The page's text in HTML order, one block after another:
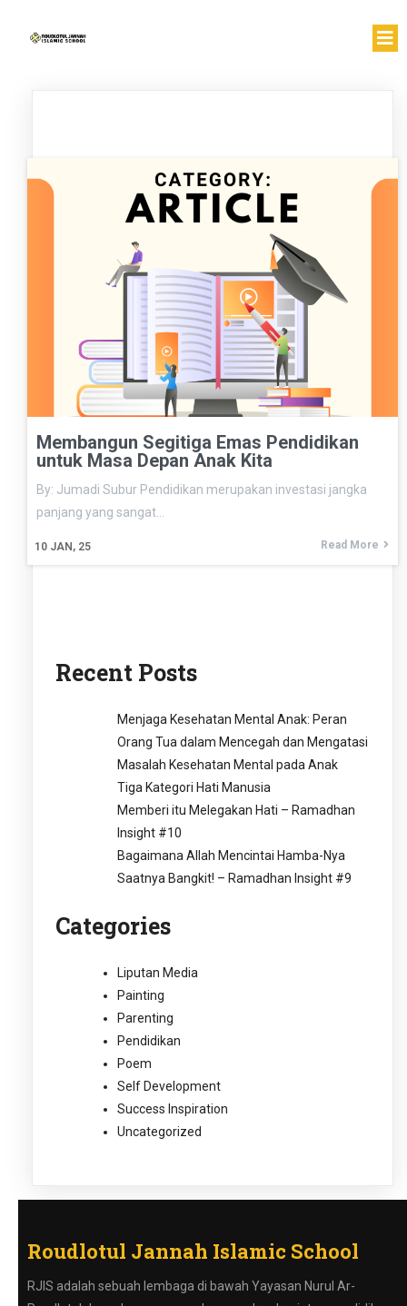
Membangun Segitiga Emas Pendidikan
untuk Masa Depan Anak Kita
10 JAN, 25
By: Jumadi Subur Pendidikan merupakan investasi jangka
panjang yang sangat…
Read More
Recent Posts
Menjaga Kesehatan Mental Anak: Peran
Orang Tua dalam Mencegah dan Mengatasi
Masalah Kesehatan Mental pada Anak
Tiga Kategori Hati Manusia
Memberi itu Melegakan Hati – Ramadhan
Insight #10
Bagaimana Allah Mencintai Hamba-Nya
Saatnya Bangkit! – Ramadhan Insight #9
Categories
Liputan Media
Painting
Parenting
Pendidikan
Poem
Self Development
Success Inspiration
Uncategorized
Roudlotul Jannah Islamic School
RJIS adalah sebuah lembaga di bawah Yayasan Nurul Ar-